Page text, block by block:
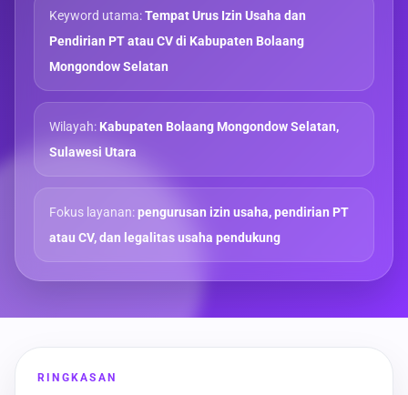
Keyword utama:Tempat Urus Izin Usaha dan
Pendirian PT atau CV di Kabupaten Bolaang
Mongondow Selatan
Wilayah: Kabupaten Bolaang Mongondow Selatan,
Sulawesi Utara
Fokus layanan:pengurusan izin usaha, pendirian PT
atau CV, dan legalitas usaha pendukung
RINGKASAN